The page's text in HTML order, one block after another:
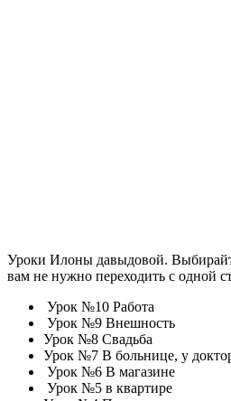
Уроки Илоны давыдовой.
вам не нужно переходить с одной
Урок №10 Работа
Урок №9 Внешность
Урок №8 Свадьба
Урок №7 В больнице, у
Урок №6 В магазине
Урок №5 в квартире